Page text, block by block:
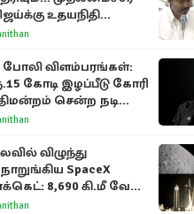
உதயநிதி
பதிலடி
போலி விளம்பரங்கள்:
கோடி இழப்பீடு கோரி
சென்ற நடிகை
ஹாசன்!
விழுந்து
SpaceX
8,690 கி.மீ வேக
உருவான புதிய